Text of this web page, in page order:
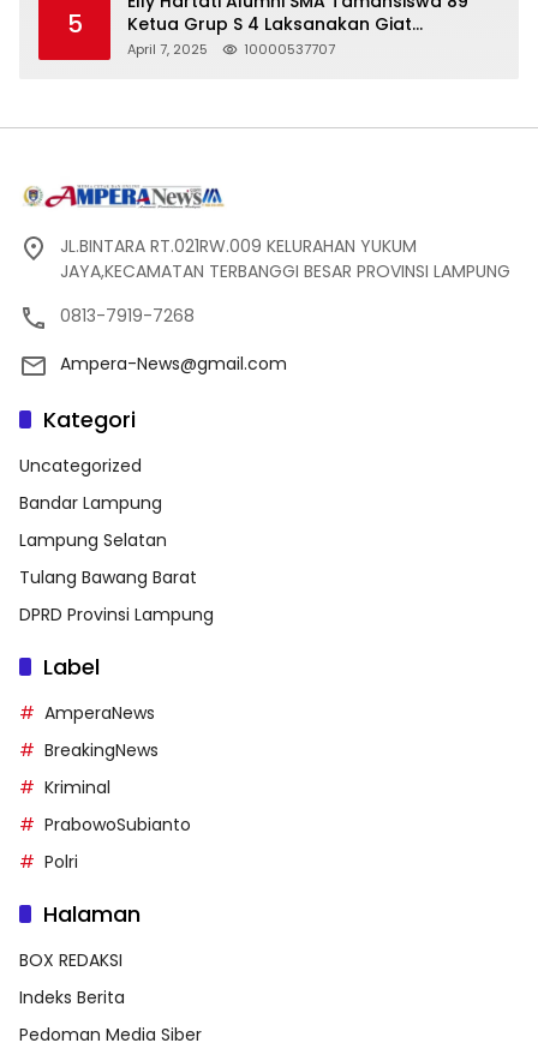
5
Ketua Grup S 4 Laksanakan Giat
Silaturahmi
April 7, 2025 10000537707
JL.BINTARA RT.021RW.009 KELURAHAN YUKUM
JAYA,KECAMATAN TERBANGGI BESAR PROVINSI LAMPUNG
0813-7919-7268
Ampera-News@gmail.com
Kategori
Uncategorized
Bandar Lampung
Lampung Selatan
Tulang Bawang Barat
DPRD Provinsi Lampung
Label
AmperaNews
BreakingNews
Kriminal
PrabowoSubianto
Polri
Halaman
BOX REDAKSI
Indeks Berita
Pedoman Media Siber